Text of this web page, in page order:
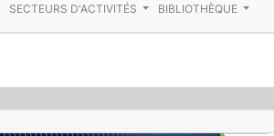
SECTEURS D'ACTIVITÉS BIBLIOTHÈQUE